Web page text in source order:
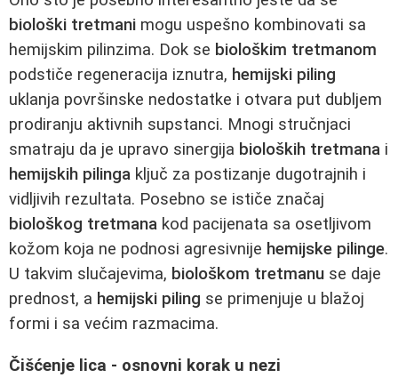
biološki tretmani mogu uspešno kombinovati sa
hemijskim pilinzima. Dok se biološkim tretmanom
podstiče regeneracija iznutra, hemijski piling
uklanja površinske nedostatke i otvara put dubljem
prodiranju aktivnih supstanci. Mnogi stručnjaci
smatraju da je upravo sinergija bioloških tretmana i
hemijskih pilinga ključ za postizanje dugotrajnih i
vidljivih rezultata. Posebno se ističe značaj
biološkog tretmana kod pacijenata sa osetljivom
kožom koja ne podnosi agresivnije hemijske pilinge.
U takvim slučajevima, biološkom tretmanu se daje
prednost, a hemijski piling se primenjuje u blažoj
formi i sa većim razmacima.
Čišćenje lica - osnovni korak u nezi